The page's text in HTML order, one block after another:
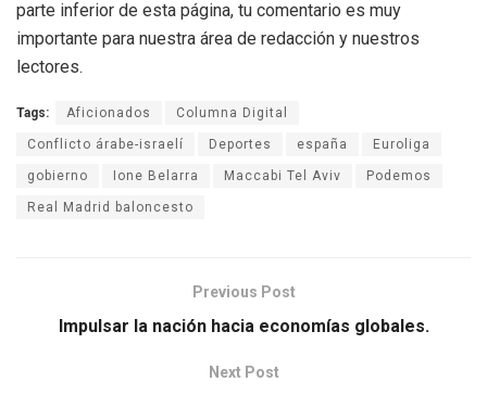
parte inferior de esta página, tu comentario es muy
importante para nuestra área de redacción y nuestros
lectores.
Tags: Aficionados Columna Digital
Conflicto árabe-israelí Deportes españa Euroliga
gobierno Ione Belarra Maccabi Tel Aviv Podemos
Real Madrid baloncesto
Previous Post
Impulsar la nación hacia economías globales.
Next Post